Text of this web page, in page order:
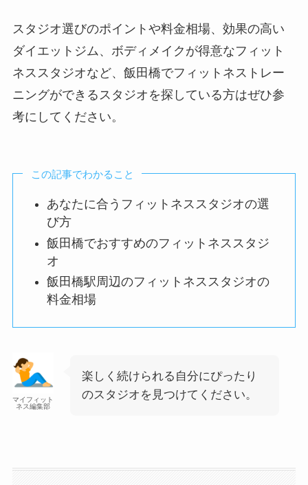
スタジオ選びのポイントや料金相場、効果の高い
ダイエットジム、ボディメイクが得意なフィット
ネススタジオなど、飯田橋でフィットネストレー
ニングができるスタジオを探している方はぜひ参
考にしてください。
この記事でわかること
あなたに合うフィットネススタジオの選
び方
飯田橋でおすすめのフィットネススタジ
オ
飯田橋駅周辺のフィットネススタジオの
料金相場
マイフィット
ネス編集部
楽しく続けられる自分にぴったり
のスタジオを見つけてください。